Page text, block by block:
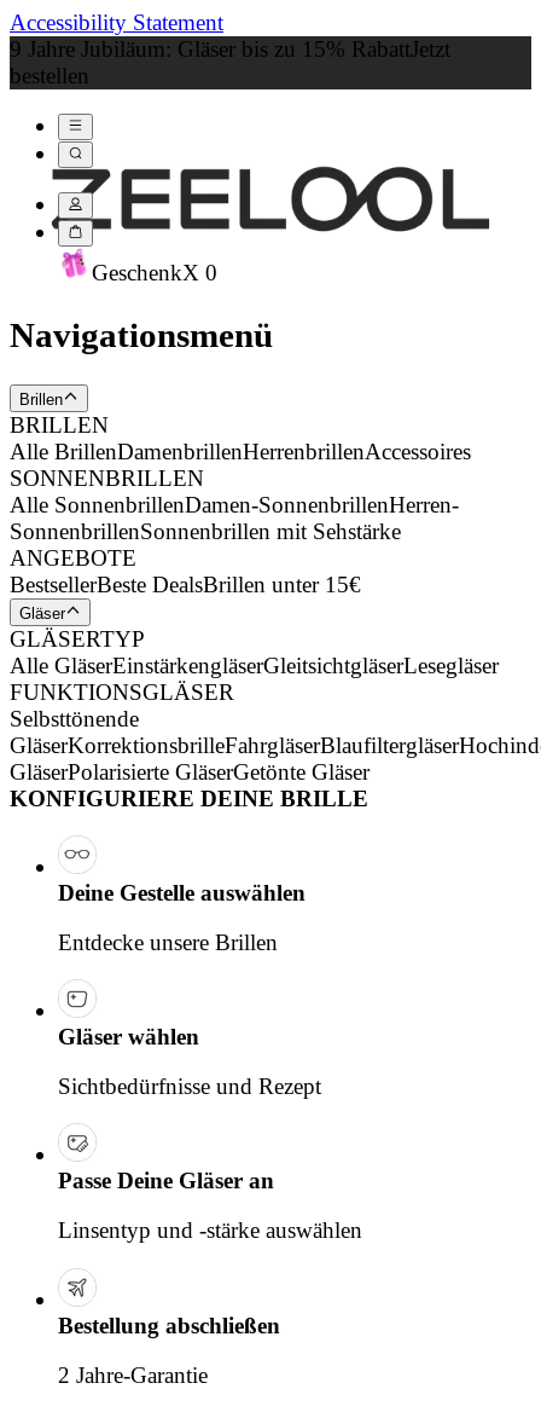
Accessibility Statement
9 Jahre Jubiläum: Gläser bis zu 15% RabattJetzt
bestellen
GeschenkX 0
Navigationsmenü
Brillen
BRILLEN
Alle BrillenDamenbrillenHerrenbrillenAccessoires
SONNENBRILLEN
Alle SonnenbrillenDamen-SonnenbrillenHerren-
SonnenbrillenSonnenbrillen mit Sehstärke
ANGEBOTE
BestsellerBeste DealsBrillen unter 15€
Gläser
GLÄSERTYP
Alle GläserEinstärkengläserGleitsichtgläserLesegläser
FUNKTIONSGLÄSER
Selbsttönende
GläserKorrektionsbrilleFahrgläserBlaufiltergläser
GläserPolarisierte GläserGetönte Gläser
KONFIGURIERE DEINE BRILLE
Deine Gestelle auswählen
Entdecke unsere Brillen
Gläser wählen
Sichtbedürfnisse und Rezept
Passe Deine Gläser an
Linsentyp und -stärke auswählen
Bestellung abschließen
2 Jahre-Garantie